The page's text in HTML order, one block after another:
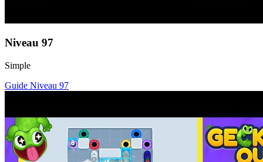
Niveau 97
Simple
Guide Niveau 97